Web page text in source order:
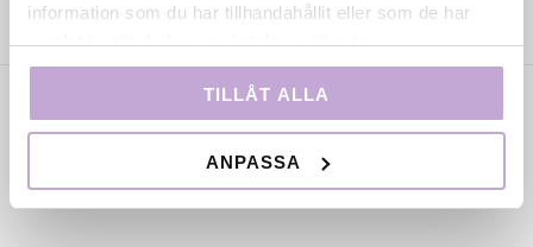
information som du har tillhandahållit eller som de har
samlat in när du har använt deras tjänster.
TILLÅT ALLA
ANPASSA